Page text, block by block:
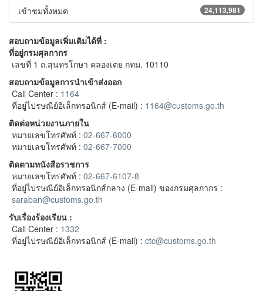
24,113,981
เข้าชมทั้งหมด
สอบถามข้อมูลเพิ่มเติมได้ที่ :
ที่อยู่กรมศุลกากร
เลขที่ 1 ถ.สุนทรโกษา คลองเตย กทม. 10110
สอบถามข้อมูลการนำเข้าส่งออก
Call Center : 1164
ที่อยู่ไปรษณีย์อิเล็กทรอนิกส์ (E-mail) : 1164@customs.go.th
ติดต่อหน่วยงานภายใน
หมายเลขโทรศัพท์ : 02-667-6000
หมายเลขโทรศัพท์ : 02-667-7000
ติดตามหนังสือราชการ
หมายเลขโทรศัพท์ : 02-667-6107-8
ที่อยู่ไปรษณีย์อิเล็กทรอนิกส์กลาง (E-mail) ของกรมศุลกากร :
saraban@customs.go.th
รับเรื่องร้องเรียน :
Call Center : 1332
ที่อยู่ไปรษณีย์อิเล็กทรอนิกส์ (E-mail) : ctc@customs.go.th